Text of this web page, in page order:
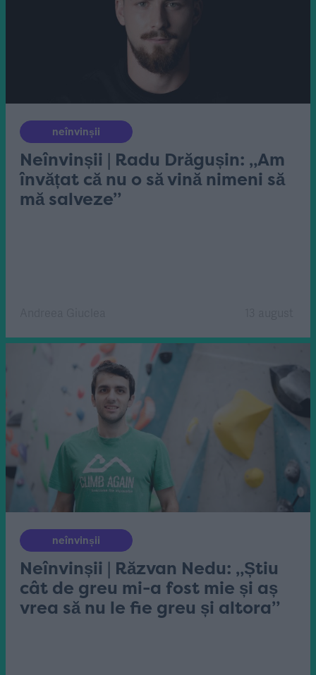
neînvinșii
Neînvinșii | Radu Drăgușin: „Am
învățat că nu o să vină nimeni să
mă salveze”
neînvinșii
Neînvinșii | Răzvan Nedu: „Știu
cât de greu mi-a fost mie și aș
vrea să nu le fie greu și altora”